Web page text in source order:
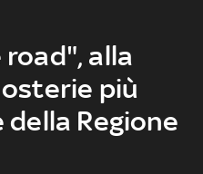
alla
più
Regione